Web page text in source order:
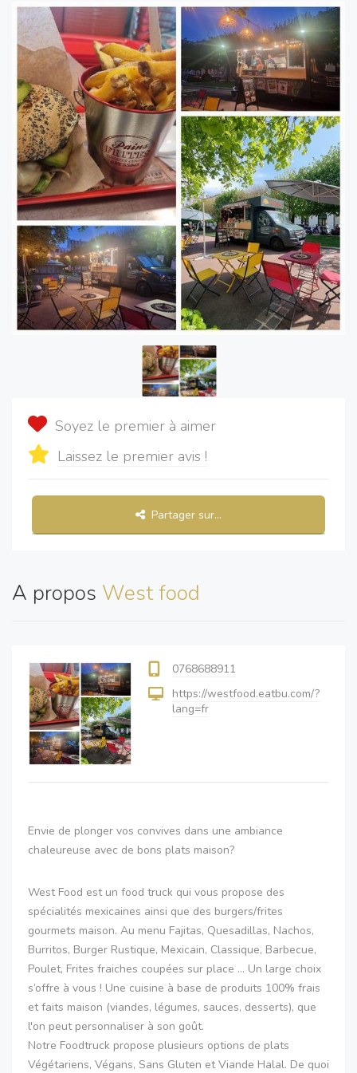
Soyez le premier à aimer
Laissez le premier avis !
Partager sur...
A propos West food
0768688911
https://westfood.eatbu.com/?
lang=fr
Envie de plonger vos convives dans une ambiance
chaleureuse avec de bons plats maison?
West Food est un food truck qui vous propose des
spécialités mexicaines ainsi que des burgers/frites
gourmets maison. Au menu Fajitas, Quesadillas, Nachos,
Burritos, Burger Rustique, Mexicain, Classique, Barbecue,
Poulet, Frites fraiches coupées sur place … Un large choix
s’offre à vous ! Une cuisine à base de produits 100% frais
et faits maison (viandes, légumes, sauces, desserts), que
l'on peut personnaliser à son goût.
Notre Foodtruck propose plusieurs options de plats
Végétariens, Végans, Sans Gluten et Viande Halal. De quoi